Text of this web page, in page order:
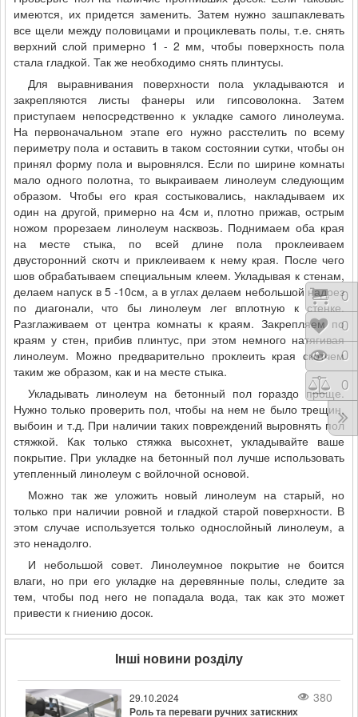
понравившийся
вам рисунок,
нужную
ширину, и
каким именно
видом
линолеума вы
хотите покрыть
ваши полы.
имеются, их придется заменить. Затем нужно зашпаклевать
все щели между половицами и проциклевать полы, т.е. снять
верхний слой примерно 1 - 2 мм, чтобы поверхность пола
стала гладкой. Так же необходимо снять плинтусы.
Для выравнивания поверхности пола укладываются и
закрепляются листы фанеры или гипсоволокна. Затем
приступаем непосредственно к укладке самого линолеума.
На первоначальном этапе его нужно расстелить по всему
периметру пола и оставить в таком состоянии сутки, чтобы он
принял форму пола и выровнялся. Если по ширине комнаты
мало одного полотна, то выкраиваем линолеум следующим
образом. Чтобы его края состыковались, накладываем их
один на другой, примерно на 4см и, плотно прижав, острым
ножом прорезаем линолеум насквозь. Поднимаем оба края
на месте стыка, по всей длине пола проклеиваем
двусторонний скотч и приклеиваем к нему края. После чего
шов обрабатываем специальным клеем. Укладывая к стенам,
делаем напуск в 5 -10см, а в углах делаем небольшой надрез
по диагонали, что бы линолеум лег вплотную к стенке.
Разглаживаем от центра комнаты к краям. Закрепляем по
краям у стен, прибив плинтус, при этом немного натягивая
линолеум. Можно предварительно проклеить края скотчем
таким же образом, как и на месте стыка.
Укладывать линолеум на бетонный пол гораздо проще.
Нужно только проверить пол, чтобы на нем не было трещин,
выбоин и т.д. При наличии таких повреждений выровнять пол
стяжкой. Как только стяжка высохнет, укладывайте ваше
покрытие. При укладке на бетонный пол лучше использовать
утепленный линолеум с войлочной основой.
Можно так же уложить новый линолеум на старый, но
только при наличии ровной и гладкой старой поверхности. В
этом случае используется только однослойный линолеум, а
это ненадолго.
И небольшой совет. Линолеумное покрытие не боится
влаги, но при его укладке на деревянные полы, следите за
тем, чтобы под него не попадала вода, так как это может
привести к гниению досок.
Інші новини розділу
29.10.2024 380
Роль та переваги ручних затискних
0
0
0
0